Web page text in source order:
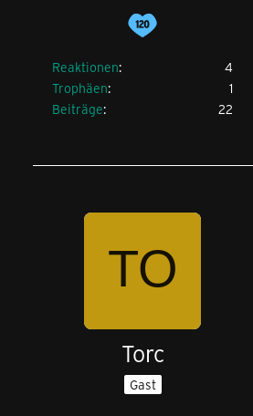
Reaktionen
4
Trophäen
1
Beiträge
22
Torc
Gast